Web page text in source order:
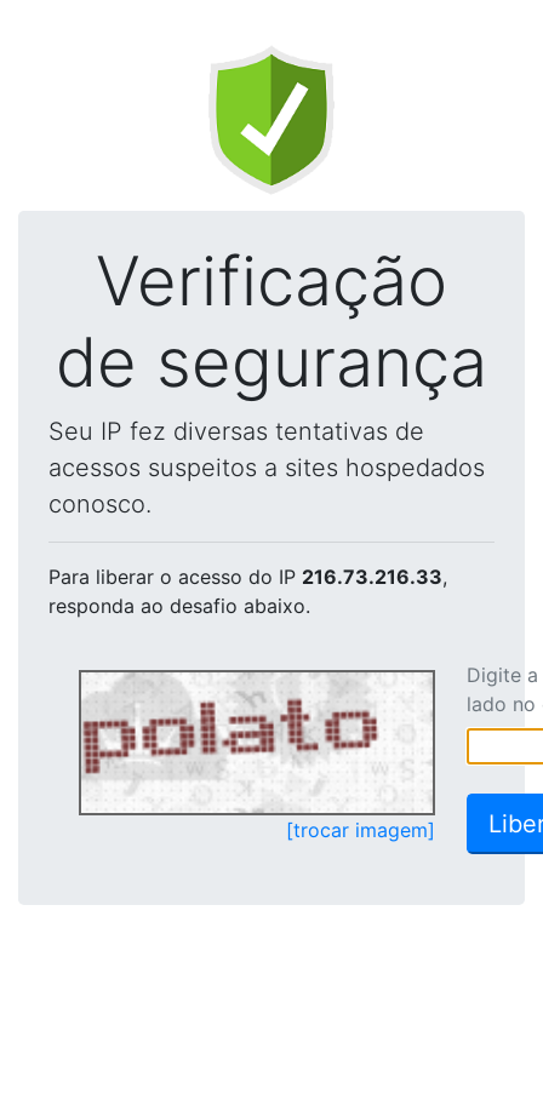
Verificação
de segurança
Seu IP fez diversas tentativas de
acessos suspeitos a sites hospedados
conosco.
Para liberar o acesso do IP 216.73.216.33,
responda ao desafio abaixo.
[trocar imagem]
Digite
lado no